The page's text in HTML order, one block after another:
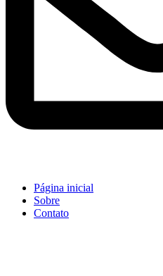
Página inicial
Sobre
Contato